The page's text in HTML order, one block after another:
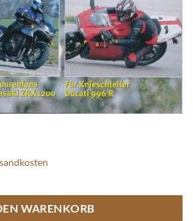
WARENKORB